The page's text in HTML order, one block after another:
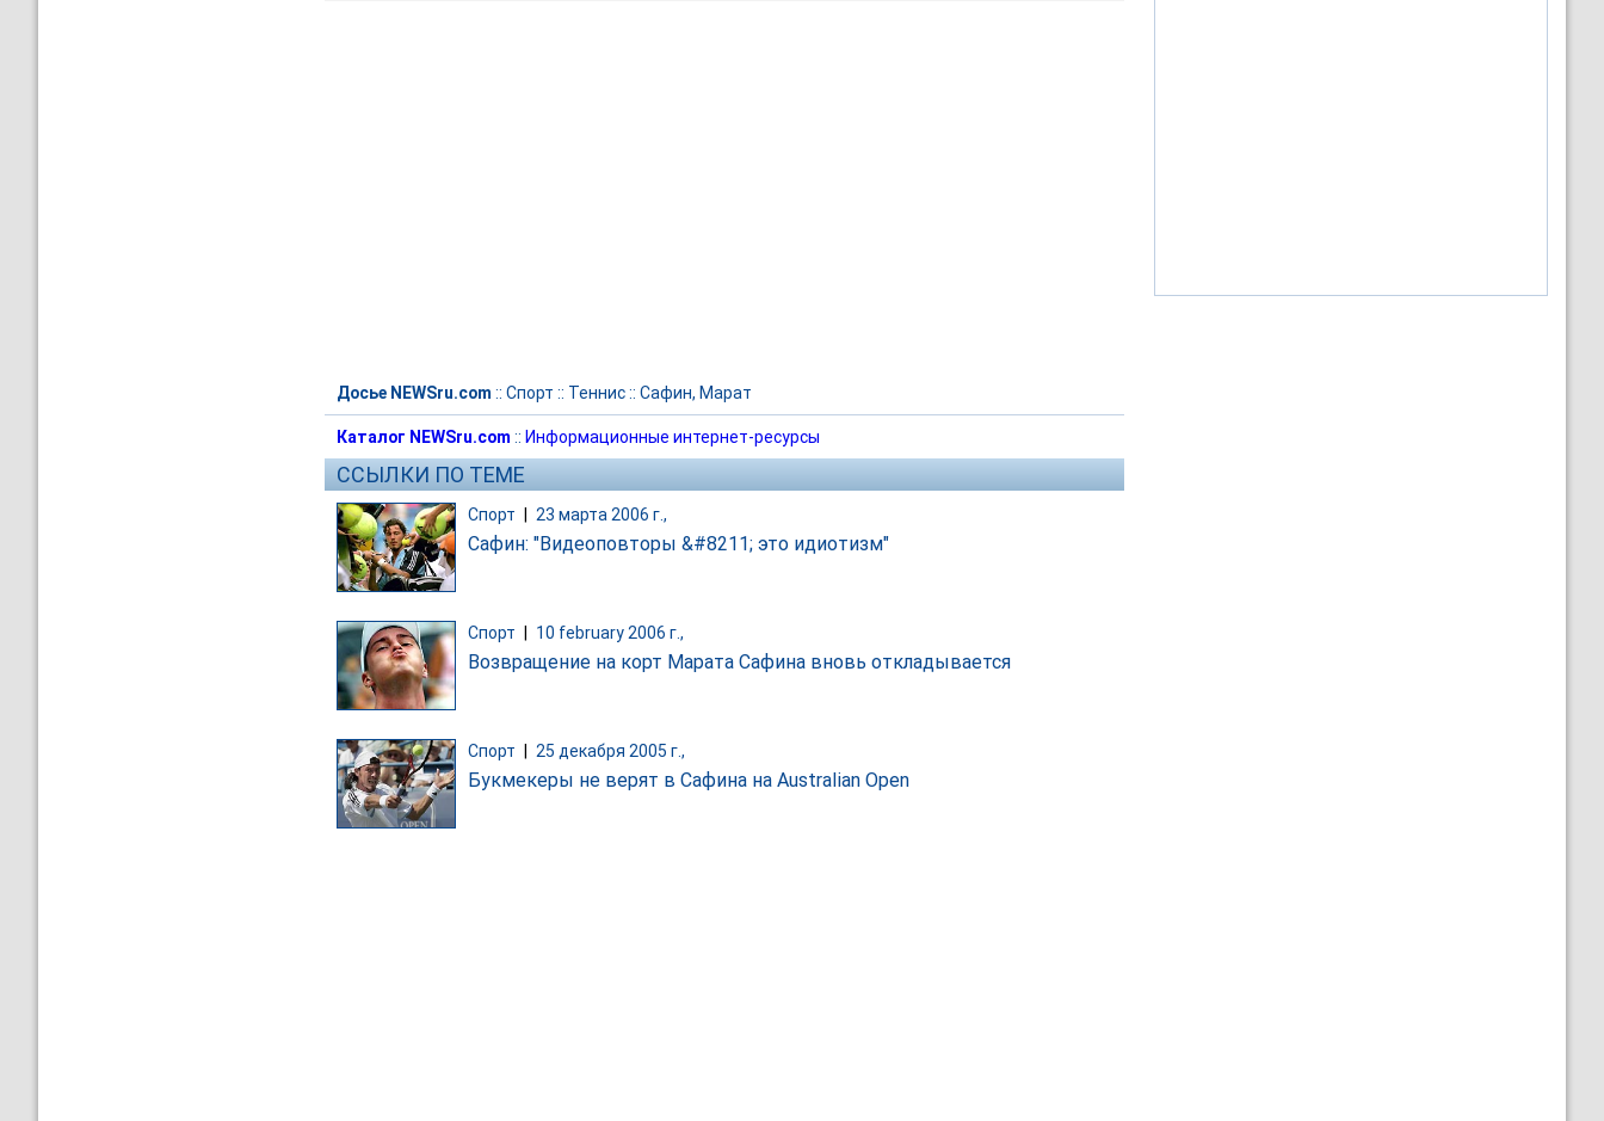
Досье NEWSru.com :: Спорт :: Теннис:: Сафин, Марат
Каталог NEWSru.com :: Информационные интернет-ресурсы
ССЫЛКИ ПО ТЕМЕ
Спорт 23 марта 2006 г.,
Сафин: "Видеоповторы &#8211; это идиотизм"
Спорт 10 february 2006 г.,
Возвращение на корт Марата Сафина вновь откладывается
Спорт 25 декабря 2005 г.,
Букмекеры не верят в Сафина на Australian Open